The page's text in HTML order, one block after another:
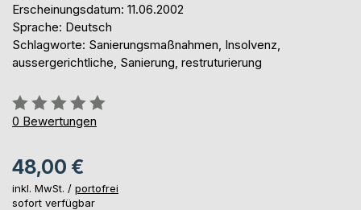
Erscheinungsdatum: 11.06.2002
Sprache: Deutsch
Schlagworte: Sanierungsmaßnahmen, Insolvenz,
aussergerichtliche, Sanierung, restruturierung
Bewertung::
0%
0 Bewertungen
48,00 €
inkl. MwSt. / portofrei
sofort verfügbar